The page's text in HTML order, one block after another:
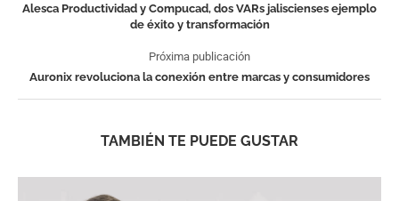
Alesca Productividad y Compucad, dos VARs jaliscienses ejemplo
de éxito y transformación
Próxima publicación
Auronix revoluciona la conexión entre marcas y consumidores
TAMBIÉN TE PUEDE GUSTAR